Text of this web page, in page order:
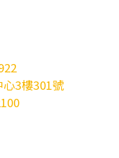
3樓301號